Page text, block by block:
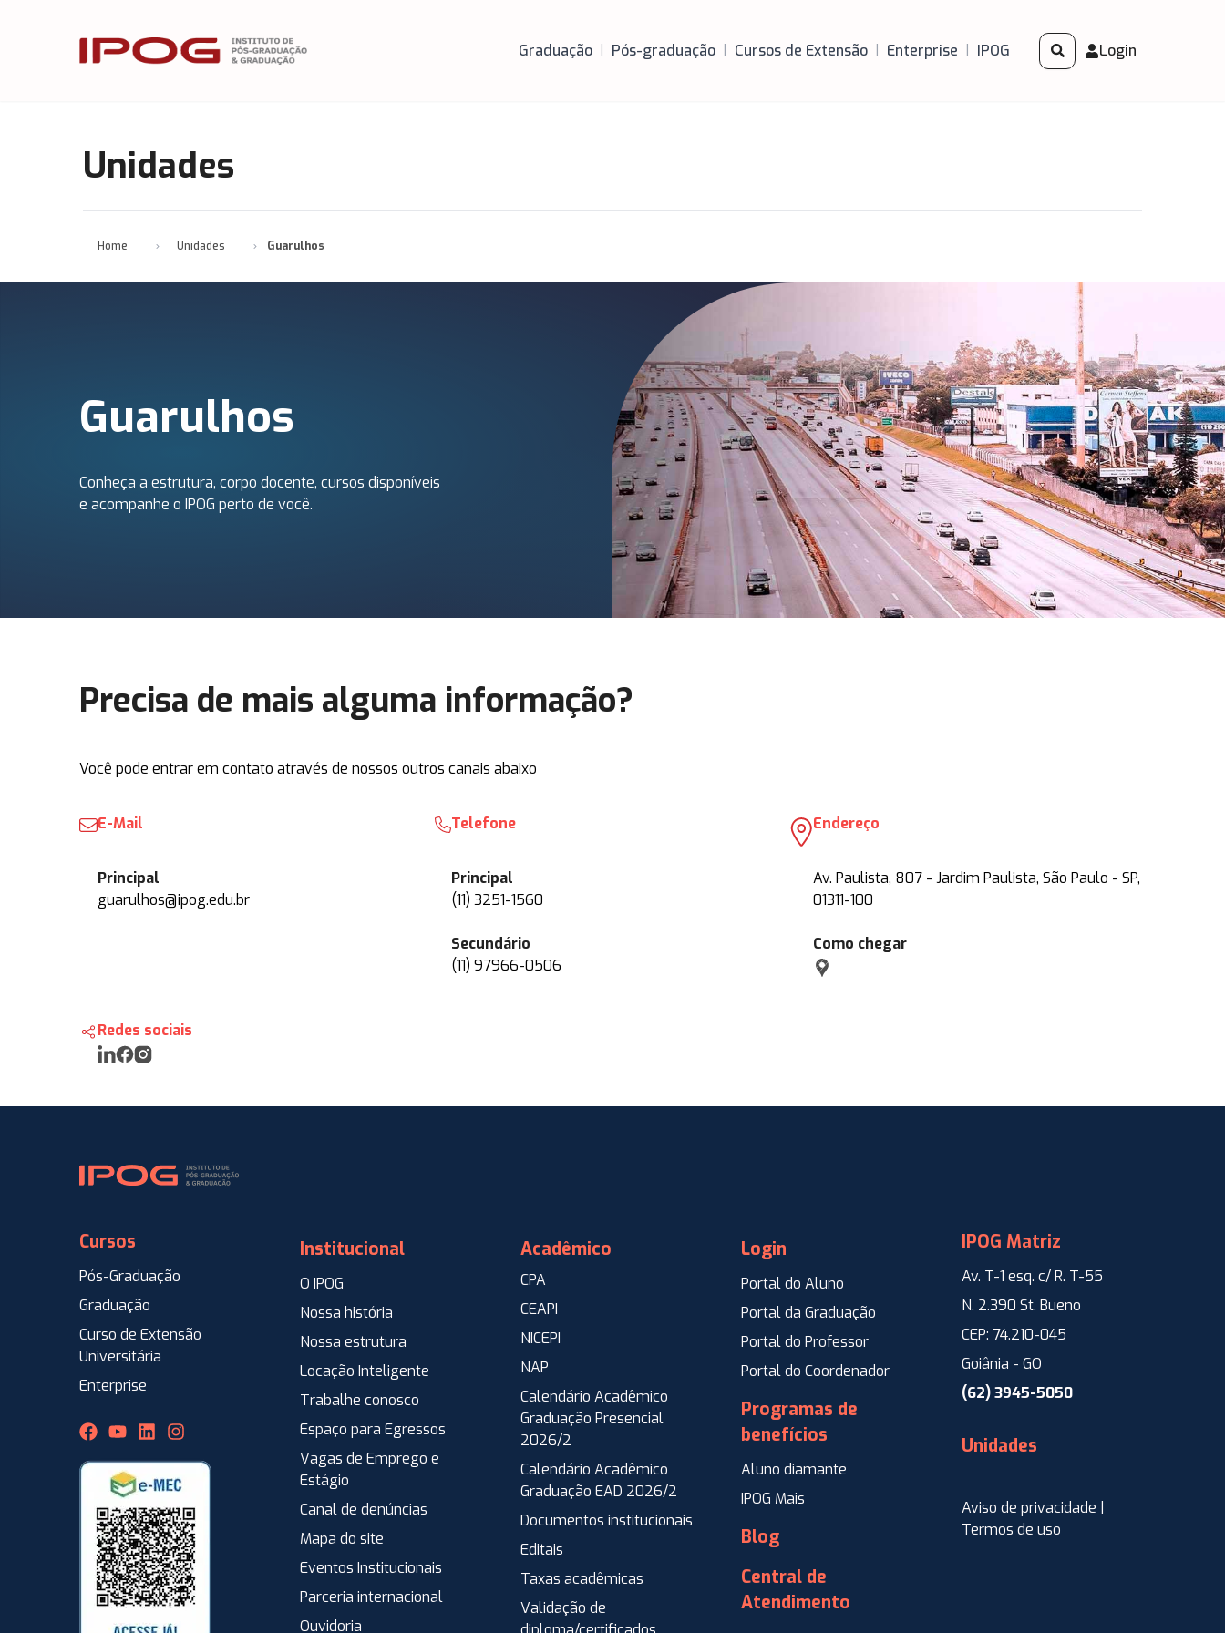
IPOG Graduação | Pós-graduação | Cursos de Extensão | Enterprise | IPOG Login
Unidades
Home Unidades Guarulhos
Guarulhos
Conheça a estrutura, corpo docente, cursos disponíveis
e acompanhe o IPOG perto de você.
Precisa de mais alguma informação?
Você pode entrar em contato através de nossos outros canais abaixo
E-Mail
Principal
guarulhos@ipog.edu.br
Telefone
Principal
(11) 3251-1560
Secundário
(11) 97966-0506
Endereço
Av. Paulista, 807 - Jardim Paulista, São Paulo - SP,
01311-100
Como chegar
Redes sociais
Cursos
Pós-Graduação
Graduação
Curso de Extensão
Universitária
Enterprise
Institucional
O IPOG
Nossa história
Nossa estrutura
Locação Inteligente
Trabalhe conosco
Espaço para Egressos
Vagas de Emprego e
Estágio
Canal de denúncias
Mapa do site
Eventos Institucionais
Parceria internacional
Ouvidoria
Acadêmico
CPA
CEAPI
NICEPI
NAP
Calendário Acadêmico
Graduação Presencial
2026/2
Calendário Acadêmico
Graduação EAD 2026/2
Documentos institucionais
Editais
Taxas acadêmicas
Validação de
Login
Portal do Aluno
Portal da Graduação
Portal do Professor
Portal do Coordenador
Programas de
benefícios
Aluno diamante
IPOG Mais
Blog
Central de
Atendimento
IPOG Matriz
Av. T-1 esq. c/ R. T-55
N. 2.390 St. Bueno
CEP: 74.210-045
Goiânia - GO
(62) 3945-5050
Unidades
Aviso de privacidade |
Termos de uso